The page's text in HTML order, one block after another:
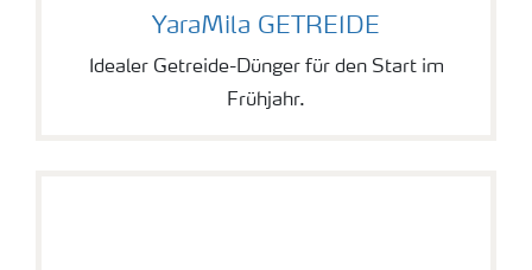
YaraMila GETREIDE
Idealer Getreide-Dünger für den Start im
Frühjahr.